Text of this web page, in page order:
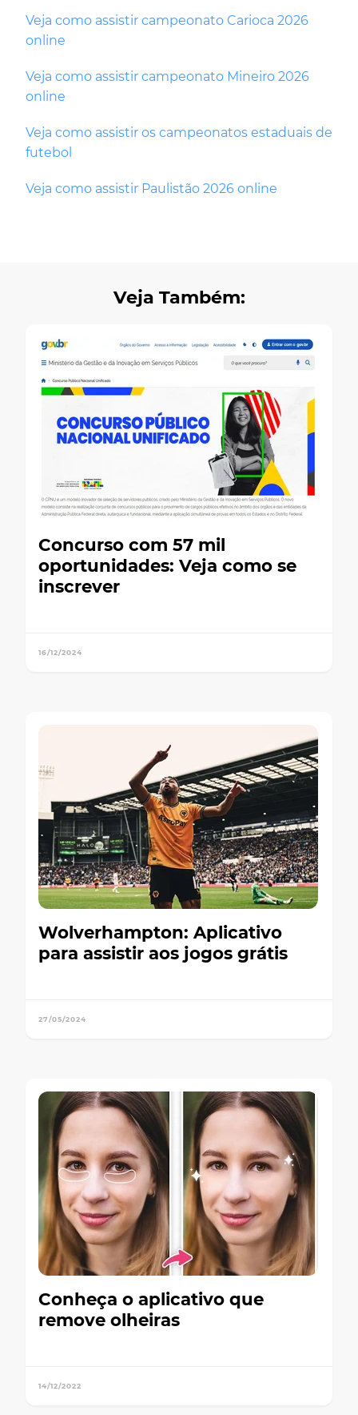
Veja como assistir campeonato Carioca 2026
online
Veja como assistir campeonato Mineiro 2026
online
Veja como assistir os campeonatos estaduais de
futebol
Veja como assistir Paulistão 2026 online
Veja Também:
Concurso com 57 mil
oportunidades: Veja como se
inscrever
16/12/2024
Wolverhampton: Aplicativo
para assistir aos jogos grátis
27/05/2024
Conheça o aplicativo que
remove olheiras
14/12/2022